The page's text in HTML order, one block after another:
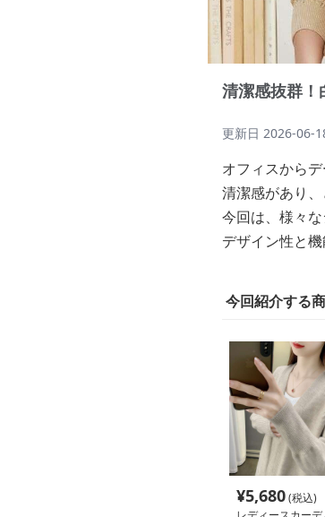
清潔感抜群！
更新日 2026-06-
オフィスから
清潔感があり
今回は、様々
デザイン性と
今回紹介する
¥5,680(税込)